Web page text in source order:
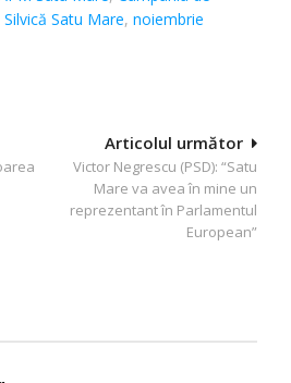
Satu Mare,noiembrie
Articolul următor
Victor Negrescu (PSD): “Satu
Mare va avea în mine un
reprezentant în Parlamentul
European”